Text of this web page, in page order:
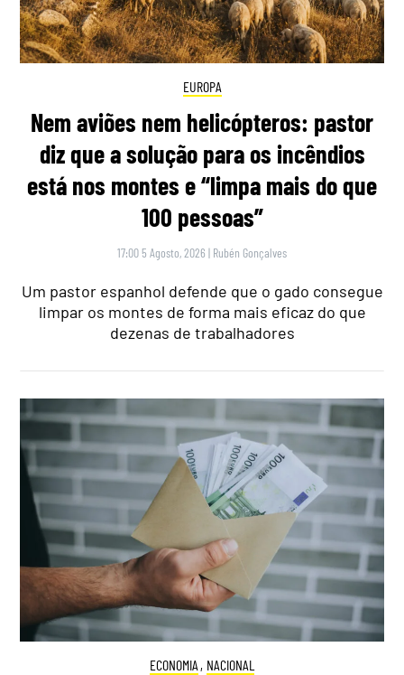
EUROPA
Nem aviões nem helicópteros: pastor
diz que a solução para os incêndios
está nos montes e “limpa mais do que
100 pessoas”
17:00 5 Agosto, 2026 | Rubén Gonçalves
Um pastor espanhol defende que o gado consegue
limpar os montes de forma mais eficaz do que
dezenas de trabalhadores
ECONOMIA , NACIONAL